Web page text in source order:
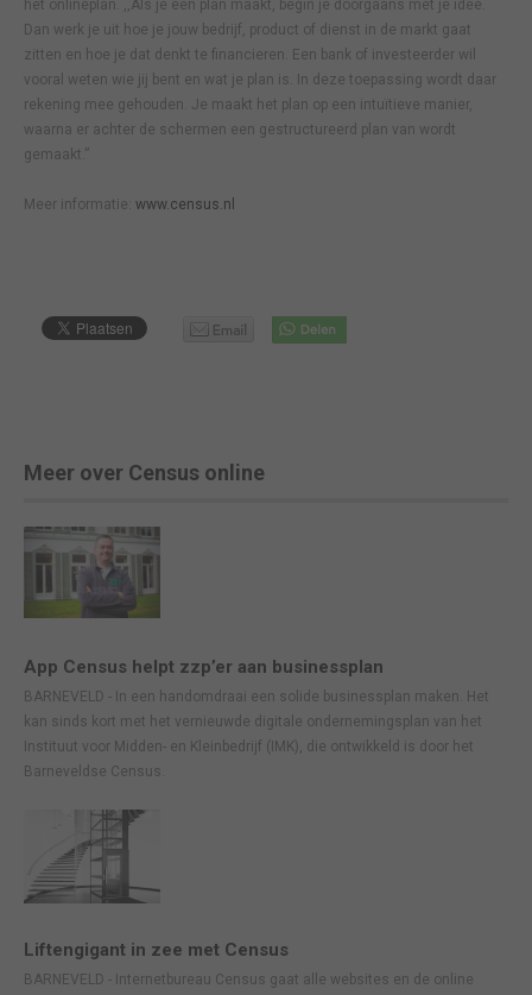
het onlineplan. ,,Als je een plan maakt, begin je doorgaans met je idee.
Dan werk je uit hoe je jouw bedrijf, product of dienst in de markt gaat
zitten en hoe je dat denkt te financieren. Een bank of investeerder wil
vooral weten wie jij bent en wat je plan is. In deze toepassing wordt daar
rekening mee gehouden. Je maakt het plan op een intuïtieve manier,
waarna er achter de schermen een gestructureerd plan van wordt
gemaakt.”
Meer informatie: www.census.nl
Meer over Census online
App Census helpt zzp’er aan businessplan
BARNEVELD - In een handomdraai een solide businessplan maken. Het
kan sinds kort met het vernieuwde digitale ondernemingsplan van het
Instituut voor Midden- en Kleinbedrijf (IMK), die ontwikkeld is door het
Barneveldse Census.
Liftengigant in zee met Census
BARNEVELD - Internetbureau Census gaat alle websites en de online